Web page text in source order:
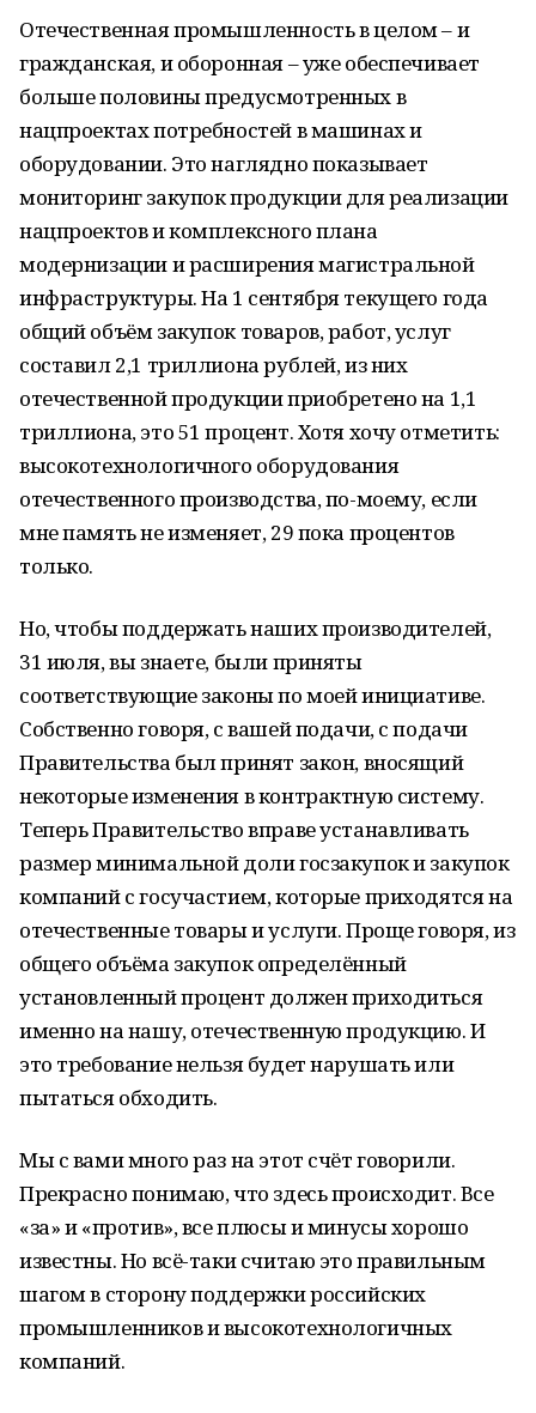
Отечественная промышленность в целом – и
гражданская, и оборонная – уже обеспечивает
больше половины предусмотренных в
нацпроектах потребностей в машинах и
оборудовании. Это наглядно показывает
мониторинг закупок продукции для реализации
нацпроектов и комплексного плана
модернизации и расширения магистральной
инфраструктуры. На 1 сентября текущего года
общий объём закупок товаров, работ, услуг
составил 2,1 триллиона рублей, из них
отечественной продукции приобретено на 1,1
триллиона, это 51 процент. Хотя хочу отметить:
высокотехнологичного оборудования
отечественного производства, по-моему, если
мне память не изменяет, 29 пока процентов
только.
Но, чтобы поддержать наших производителей,
31 июля, вы знаете, были приняты
соответствующие законы по моей инициативе.
Собственно говоря, с вашей подачи, с подачи
Правительства был принят закон, вносящий
некоторые изменения в контрактную систему.
Теперь Правительство вправе устанавливать
размер минимальной доли госзакупок и закупок
компаний с госучастием, которые приходятся на
отечественные товары и услуги. Проще говоря, из
общего объёма закупок определённый
установленный процент должен приходиться
именно на нашу, отечественную продукцию. И
это требование нельзя будет нарушать или
пытаться обходить.
Мы с вами много раз на этот счёт говорили.
Прекрасно понимаю, что здесь происходит. Все
«за» и «против», все плюсы и минусы хорошо
известны. Но всё-таки считаю это правильным
шагом в сторону поддержки российских
промышленников и высокотехнологичных
компаний.